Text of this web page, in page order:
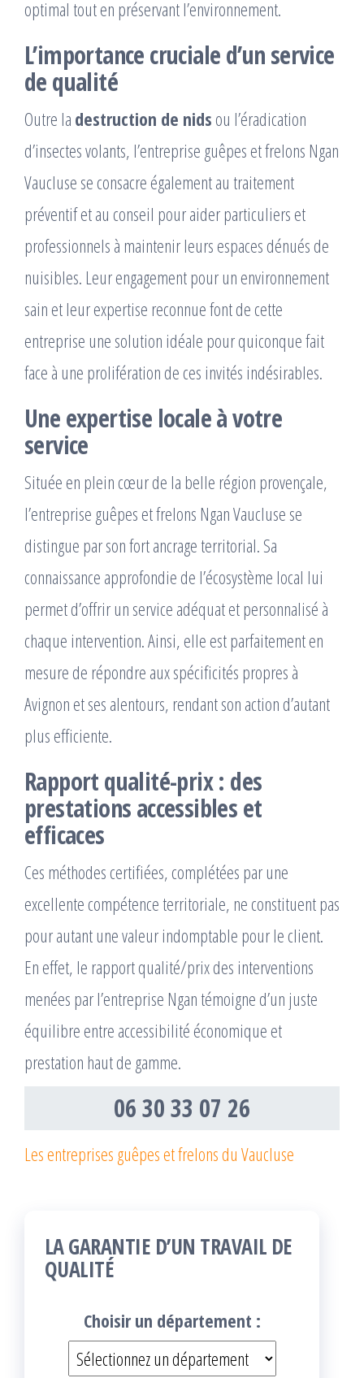
optimal tout en préservant l’environnement.
L’importance cruciale d’un service
de qualité
Outre la destruction de nids ou l’éradication
d’insectes volants, l’entreprise guêpes et frelons Ngan
Vaucluse se consacre également au traitement
préventif et au conseil pour aider particuliers et
professionnels à maintenir leurs espaces dénués de
nuisibles. Leur engagement pour un environnement
sain et leur expertise reconnue font de cette
entreprise une solution idéale pour quiconque fait
face à une prolifération de ces invités indésirables.
Une expertise locale à votre
service
Située en plein cœur de la belle région provençale,
l’entreprise guêpes et frelons Ngan Vaucluse se
distingue par son fort ancrage territorial. Sa
connaissance approfondie de l’écosystème local lui
permet d’offrir un service adéquat et personnalisé à
chaque intervention. Ainsi, elle est parfaitement en
mesure de répondre aux spécificités propres à
Avignon et ses alentours, rendant son action d’autant
plus efficiente.
Rapport qualité-prix : des
prestations accessibles et
efficaces
Ces méthodes certifiées, complétées par une
excellente compétence territoriale, ne constituent pas
pour autant une valeur indomptable pour le client.
En effet, le rapport qualité/prix des interventions
menées par l’entreprise Ngan témoigne d’un juste
équilibre entre accessibilité économique et
prestation haut de gamme.
06 30 33 07 26
Les entreprises guêpes et frelons du Vaucluse
LA GARANTIE D’UN TRAVAIL DE
QUALITÉ
Choisir un département :